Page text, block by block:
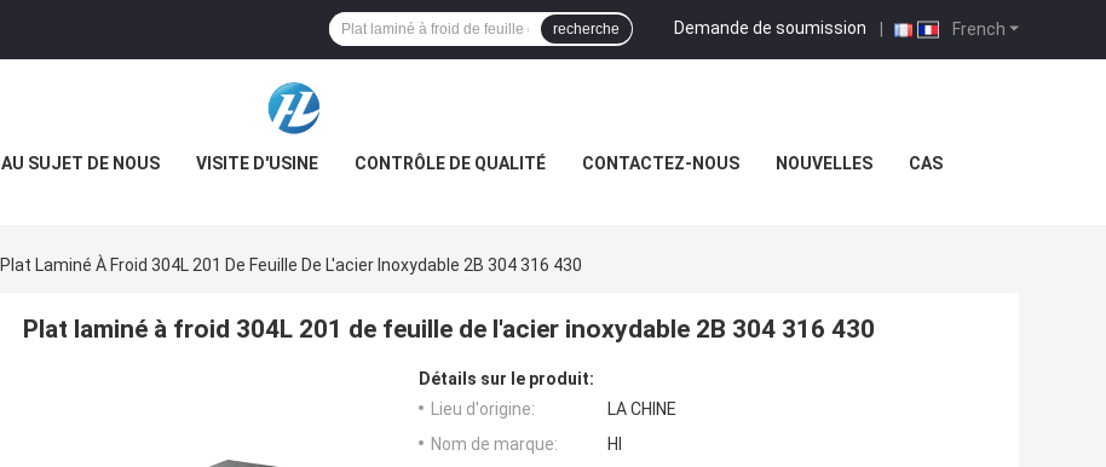
French
Demande de soumission |
recherche
AU SUJET DE NOUS VISITE D'USINE CONTRÔLE DE QUALITÉ CONTACTEZ-NOUS NOUVELLES CAS
Plat Laminé À Froid 304L 201 De Feuille De L'acier Inoxydable 2B 304 316 430
Plat laminé à froid 304L 201 de feuille de l'acier inoxydable 2B 304 316 430
Détails sur le produit:
Lieu d'origine:
LA CHINE
Nom de marque:
Hl